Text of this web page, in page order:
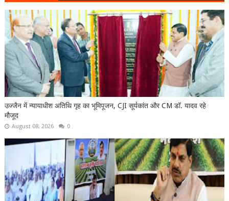
उज्जैन में न्यायाधीश अतिथि गृह का भूमिपूजन, CJI सूर्यकांत और CM डॉ. यादव रहे
मौजूद
August 08, 2026 0